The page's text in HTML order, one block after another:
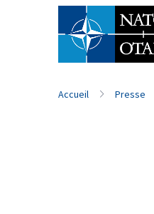
Nom de famille*
Accueil Presse